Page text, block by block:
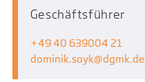
Geschäftsführer
+49 40 639004 21
dominik.soyk
dgmk.de